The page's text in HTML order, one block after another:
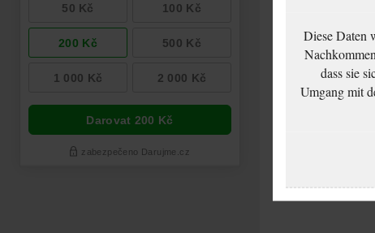
Diese Daten
dass sie
Umgang mit